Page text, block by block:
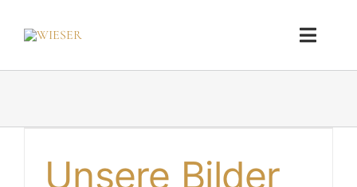
Inhalt
Toggle
Unsere Bilder